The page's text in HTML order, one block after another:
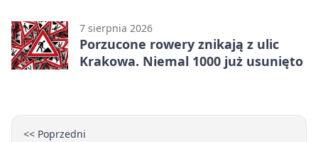
7 sierpnia 2026
Porzucone rowery znikają z ulic
Krakowa. Niemal 1000 już usunięto
<< Poprzedni